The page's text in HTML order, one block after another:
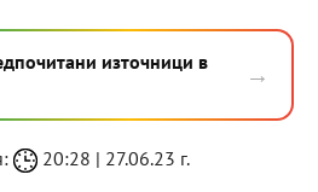
източници в
→
20:28 | 27.06.23 г.